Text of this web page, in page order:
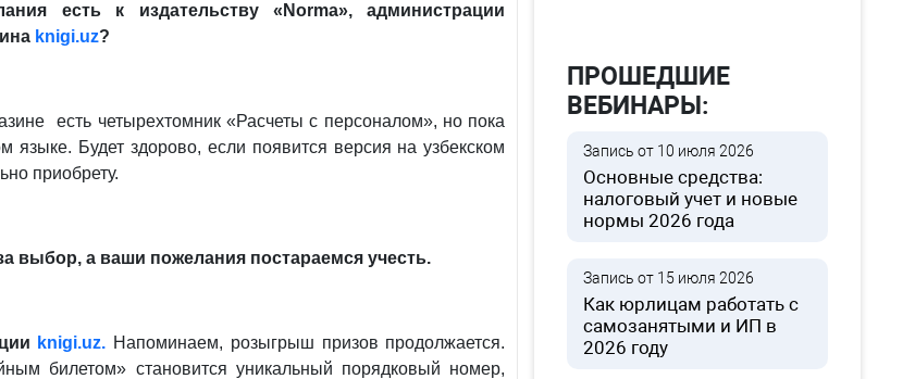
есть к издательству «Norma», администрации
knigi.uz?
есть четырехтомник «Расчеты с персоналом», но пока
языке. Будет здорово, если появится версия на узбекском
приобрету.
выбор, а ваши пожелания постараемся учесть.
knigi.uz. Напоминаем, розыгрыш призов продолжается.
билетом» становится уникальный порядковый номер,
ПРОШЕДШИЕ
ВЕБИНАРЫ:
Запись от 10 июля 2026
Основные средства:
налоговый учет и новые
нормы 2026 года
Запись от 15 июля 2026
Как юрлицам работать с
самозанятыми и ИП в
2026 году